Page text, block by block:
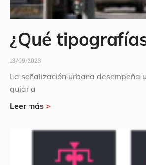
¿Qué
18/09/2023
La señalización urbana desempeña
guiar a
Leer más >